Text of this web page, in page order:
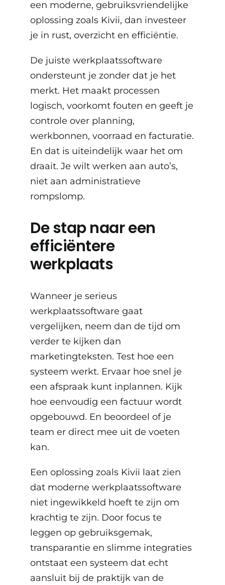
een moderne, gebruiksvriendelijke
oplossing zoals Kivii, dan investeer
je in rust, overzicht en efficiëntie.
De juiste werkplaatssoftware
ondersteunt je zonder dat je het
merkt. Het maakt processen
logisch, voorkomt fouten en geeft je
controle over planning,
werkbonnen, voorraad en facturatie.
En dat is uiteindelijk waar het om
draait. Je wilt werken aan auto’s,
niet aan administratieve
rompslomp.
De stap naar een
efficiëntere
werkplaats
Wanneer je serieus
werkplaatssoftware gaat
vergelijken, neem dan de tijd om
verder te kijken dan
marketingteksten. Test hoe een
systeem werkt. Ervaar hoe snel je
een afspraak kunt inplannen. Kijk
hoe eenvoudig een factuur wordt
opgebouwd. En beoordeel of je
team er direct mee uit de voeten
kan.
Een oplossing zoals Kivii laat zien
dat moderne werkplaatssoftware
niet ingewikkeld hoeft te zijn om
krachtig te zijn. Door focus te
leggen op gebruiksgemak,
transparantie en slimme integraties
ontstaat een systeem dat echt
aansluit bij de praktijk van de